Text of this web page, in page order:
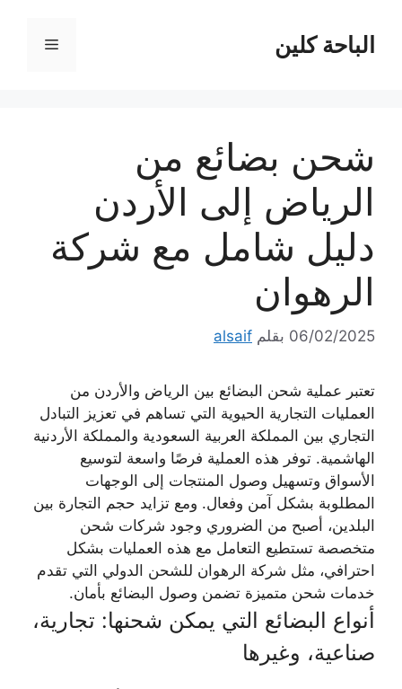
المحتوىالباحة كلين القائمة
شحن بضائع من
الرياض إلى الأردن
دليل شامل مع شركة
الرهوان
06/02/2025 بقلم alsaif
تعتبر عملية شحن البضائع بين الرياض والأردن من
العمليات التجارية الحيوية التي تساهم في تعزيز التبادل
التجاري بين المملكة العربية السعودية والمملكة الأردنية
الهاشمية. توفر هذه العملية فرصًا واسعة لتوسيع
الأسواق وتسهيل وصول المنتجات إلى الوجهات
المطلوبة بشكل آمن وفعال. ومع تزايد حجم التجارة بين
البلدين، أصبح من الضروري وجود شركات شحن
متخصصة تستطيع التعامل مع هذه العمليات بشكل
احترافي، مثل شركة الرهوان للشحن الدولي التي تقدم
خدمات شحن متميزة تضمن وصول البضائع بأمان.
أنواع البضائع التي يمكن شحنها: تجارية،
صناعية، وغيرها